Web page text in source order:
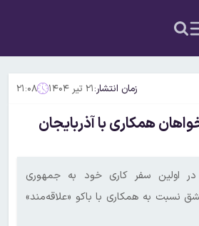
زمان انتشار:۲۱ تیر ۱۴۰۴ ۲۱:۰۸
همکاری با آذربایجان
اولین سفر کاری خود به جمهوری
نسبت به همکاری با باکو «علاقه‌مند»